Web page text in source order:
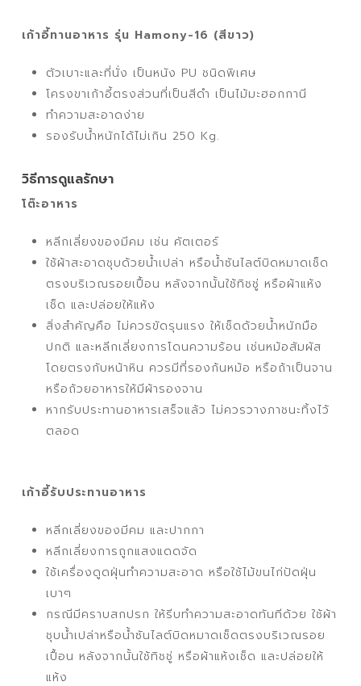
เก้าอี้ทานอาหาร รุ่น Hamony-16 (สีขาว)
ตัวเบาะและที่นั่ง เป็นหนัง PU ชนิดพิเศษ
โครงขาเก้าอี้ตรงส่วนที่เป็นสีดำ เป็นไม้มะฮอกกานี
ทำความสะอาดง่าย
รองรับน้ำหนักได้ไม่เกิน 250 Kg.
วิธีการดูแลรักษา
โต๊ะอาหาร
หลีกเลี่ยงของมีคม เช่น คัตเตอร์
ใช้ผ้าสะอาดชุบด้วยน้ำเปล่า หรือน้ำซันไลต์บิดหมาดเช็ด
ตรงบริเวณรอยเปื้อน หลังจากนั้นใช้ทิชชู่ หรือผ้าแห้ง
เช็ด และปล่อยให้แห้ง
สิ่งสำคัญคือ ไม่ควรขัดรุนแรง ให้เช็ดด้วยน้ำหนักมือ
ปกติ และหลีกเลี่ยงการโดนความร้อน เช่นหม้อสัมผัส
โดยตรงกับหน้าหิน ควรมีที่รองก้นหม้อ หรือถ้าเป็นจาน
หรือถ้วยอาหารให้มีผ้ารองจาน
หากรับประทานอาหารเสร็จแล้ว ไม่ควรวางภาชนะทิ้งไว้
ตลอด
เก้าอี้รับประทานอาหาร
หลีกเลี่ยงของมีคม และปากกา
หลีกเลี่ยงการถูกแสงแดดจัด
ใช้เครื่องดูดฝุ่นทำความสะอาด หรือใช้ไม้ขนไก่ปัดฝุ่น
เบาๆ
กรณีมีคราบสกปรก ให้รีบทำความสะอาดทันทีด้วย ใช้ผ้า
ชุบน้ำเปล่าหรือน้ำซันไลต์บิดหมาดเช็ดตรงบริเวณรอย
เปื้อน หลังจากนั้นใช้ทิชชู่ หรือผ้าแห้งเช็ด และปล่อยให้
แห้ง